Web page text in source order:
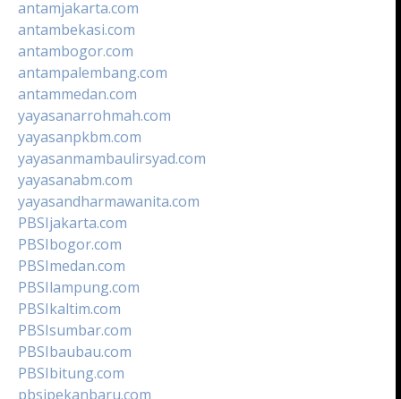
antamjakarta.com
antambekasi.com
antambogor.com
antampalembang.com
antammedan.com
yayasanarrohmah.com
yayasanpkbm.com
yayasanmambaulirsyad.com
yayasanabm.com
yayasandharmawanita.com
PBSIjakarta.com
PBSIbogor.com
PBSImedan.com
PBSIlampung.com
PBSIkaltim.com
PBSIsumbar.com
PBSIbaubau.com
PBSIbitung.com
pbsipekanbaru.com